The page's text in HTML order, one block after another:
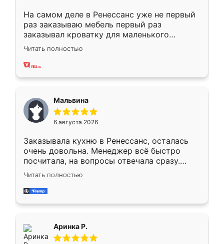
На самом деле в Ренессанс уже не первый
раз заказываю мебель первый раз
заказывал кроватку для маленького
ребёнка при его рождении ,во второй раз
заказал шкаф-купе. По качеству очень
хорошее сборка достаточно быстрая,
меньше, здесь же он более разнообразный.
Мне нравится ,если что-то потребуется из
мебели буду заказывать только здесь.
Читать полностью
Мальвина
6 августа 2026
Заказывала кухню в Ренессанс, осталась
очень довольна. Менеджер всё быстро
посчитала, на вопросы отвечала сразу.
Замерщик приехал в субботу, подошёл к
делу со всей ответственностью. Собрали
за день, ребята работали аккуратно, даже
Читать полностью
Аринка Р.